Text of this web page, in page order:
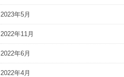
2023年5月
2022年11月
2022年6月
2022年4月